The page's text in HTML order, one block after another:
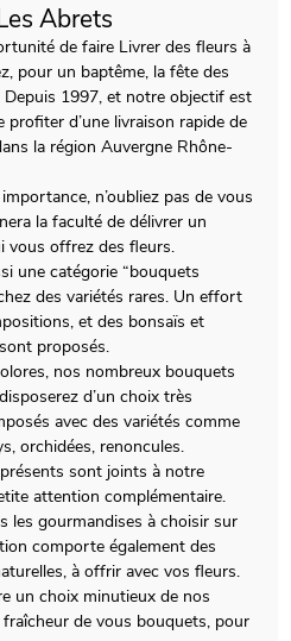
Abrets
de faire Livrer des fleurs à
pour un baptême, la fête des
Depuis 1997, et notre objectif est
d’une livraison rapide de
la région Auvergne Rhône-
n’oubliez pas de vous
la faculté de délivrer un
vous offrez des fleurs.
une catégorie “bouquets
des variétés rares. Un effort
et des bonsaïs et
proposés.
nos nombreux bouquets
d’un choix très
avec des variétés comme
orchidées, renoncules.
sont joints à notre
attention complémentaire.
les gourmandises à choisir sur
comporte également des
à offrir avec vos fleurs.
un choix minutieux de nos
de vous bouquets, pour